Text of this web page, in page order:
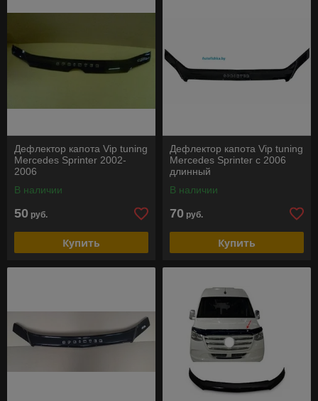
Дефлектор капота Vip tuning
Mercedes Sprinter 2002-
2006
В наличии
50 руб.
Купить
Дефлектор капота Vip tuning
Mercedes Sprinter с 2006
длинный
В наличии
70 руб.
Купить